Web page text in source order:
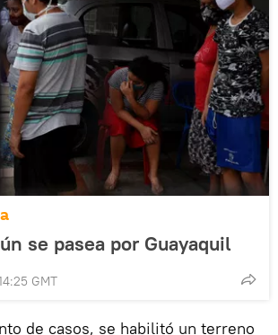
se pasea por Guayaquil
GMT
de casos, se habilitó un terreno